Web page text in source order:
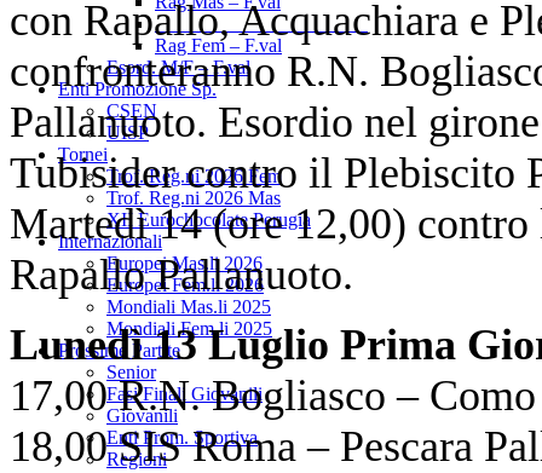
______________________
Rag Fem – F.val
Esord. M/F – F.val
Enti Promozione Sp.
CSEN
UISP
Tornei
Trof. Reg.ni 2026 Fem
Trof. Reg.ni 2026 Mas
XII Eurochocolate Perugia
Internazionali
Europei Mas.li 2026
Europei Fem.li 2026
Mondiali Mas.li 2025
Mondiali Fem.li 2025
Prossime Partite
Senior
Fasi Finali Giovanili
Giovanili
Enti Prom. Sportiva
Regioni
con Rapallo, Acquachiara e
confronteranno R.N.
Pallanuoto. Esordio nel
Tubisider contro il Plebiscito
Martedì 14 (ore 12,00)
Rapallo Pallanuoto.
Lunedì 13 Luglio Prima
17,00 R.N. Bogliasco –
18,00 SIS Roma – Pescara